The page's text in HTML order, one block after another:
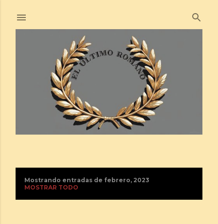
Mostrando entradas de febrero, 2023
MOSTRAR TODO